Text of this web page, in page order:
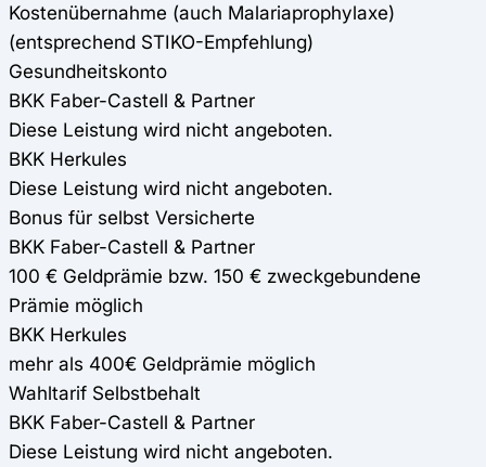
Kostenübernahme (auch Malariaprophylaxe)
(entsprechend STIKO-Empfehlung)
Gesundheitskonto
BKK Faber-Castell & Partner
Diese Leistung wird nicht angeboten.
BKK Herkules
Diese Leistung wird nicht angeboten.
Bonus für selbst Versicherte
BKK Faber-Castell & Partner
100 € Geldprämie bzw. 150 € zweckgebundene
Prämie möglich
BKK Herkules
mehr als 400€ Geldprämie möglich
Wahltarif Selbstbehalt
BKK Faber-Castell & Partner
Diese Leistung wird nicht angeboten.